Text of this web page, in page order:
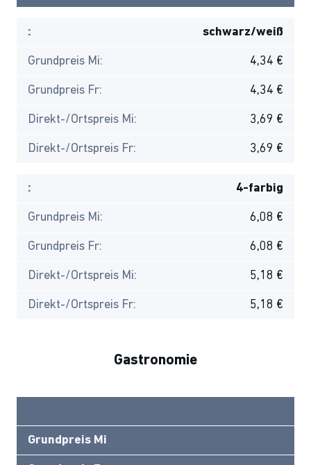
: schwarz/weiß
Grundpreis Mi: 4,34 €
Grundpreis Fr: 4,34 €
Direkt-/Ortspreis Mi: 3,69 €
Direkt-/Ortspreis Fr: 3,69 €
: 4-farbig
Grundpreis Mi: 6,08 €
Grundpreis Fr: 6,08 €
Direkt-/Ortspreis Mi: 5,18 €
Direkt-/Ortspreis Fr: 5,18 €
Gastronomie
Grundpreis Mi